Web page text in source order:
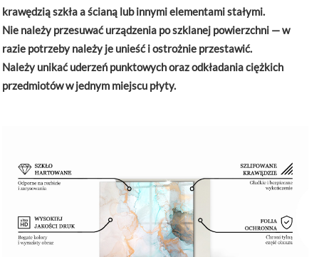
krawędzią szkła a ścianą lub innymi elementami stałymi.
Nie należy przesuwać urządzenia po szklanej powierzchni — w
razie potrzeby należy je unieść i ostrożnie przestawić.
Należy unikać uderzeń punktowych oraz odkładania ciężkich
przedmiotów w jednym miejscu płyty.